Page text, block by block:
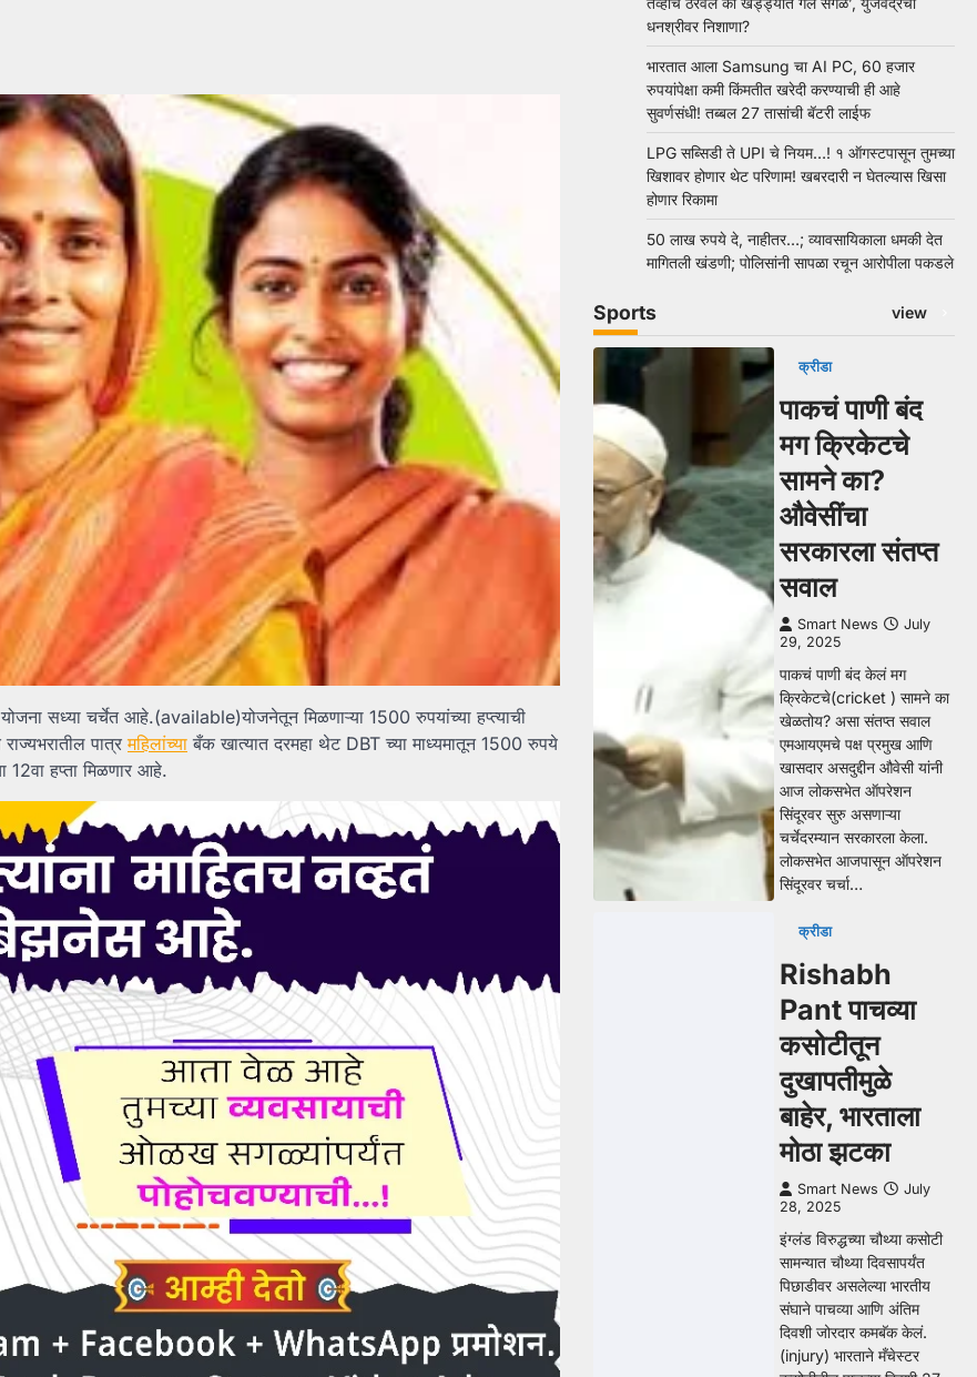
सध्या चर्चेत आहे.(available)योजनेतून मिळणाऱ्या 1500 रुपयांच्या हप्त्याची
पात्रमहिलांच्या बँक खात्यात दरमहा थेट DBT च्या माध्यमातून 1500 रुपये
हप्ता मिळणार आहे.
धनश्रीवर निशाणा?
भारतात आला Samsung चा AI PC, 60 हजार
रुपयांपेक्षा कमी किंमतीत खरेदी करण्याची ही आहे
सुवर्णसंधी! तब्बल 27 तासांची बॅटरी लाईफ
LPG सब्सिडी ते UPI चे नियम…! १ ऑगस्टपासून तुमच्या
खिशावर होणार थेट परिणाम! खबरदारी न घेतल्यास खिसा
होणार रिकामा
50 लाख रुपये दे, नाहीतर…; व्यावसायिकाला धमकी देत
मागितली खंडणी; पोलिसांनी सापळा रचून आरोपीला पकडले
Sports view
क्रीडा
पाकचं पाणी बंद
मग क्रिकेटचे
सामने का?
औवेसींचा
सरकारला संतप्त
सवाल
Smart News
July
29, 2025
पाकचं पाणी बंद केलं मग
क्रिकेटचे(cricket ) सामने का
खेळतोय? असा संतप्त सवाल
एमआयएमचे पक्ष प्रमुख आणि
खासदार असदुद्दीन औवेसी यांनी
आज लोकसभेत ऑपरेशन
सिंदूरवर सुरु असणाऱ्या
चर्चेदरम्यान सरकारला केला.
लोकसभेत आजपासून ऑपरेशन
सिंदूरवर चर्चा…
क्रीडा
Rishabh
Pant पाचव्या
कसोटीतून
दुखापतीमुळे
बाहेर, भारताला
मोठा झटका
Smart News
July
28, 2025
इंग्लंड विरुद्धच्या चौथ्या कसोटी
सामन्यात चौथ्या दिवसापर्यंत
पिछाडीवर असलेल्या भारतीय
संघाने पाचव्या आणि अंतिम
दिवशी जोरदार कमबॅक केलं.
(injury) भारताने मँचेस्टर